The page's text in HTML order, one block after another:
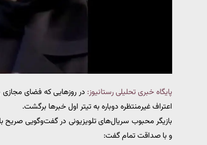
پایگاه خبری تحلیلی رستانیوز: در روزهایی که فضای
اعتراف غیرمنتظره دوباره به تیتر اول خبرها برگشت.
بازیگر محبوب سریال‌های تلویزیونی در گفت‌وگویی صریح با
و با صداقت تمام گفت: